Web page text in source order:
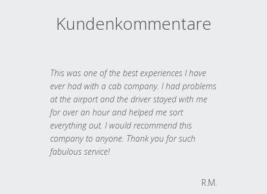
Kundenkommentare
This was one of the best experiences I have
ever had with a cab company. I had problems
at the airport and the driver stayed with me
for over an hour and helped me sort
everything out. I would recommend this
company to anyone. Thank you for such
fabulous service!
R.M.